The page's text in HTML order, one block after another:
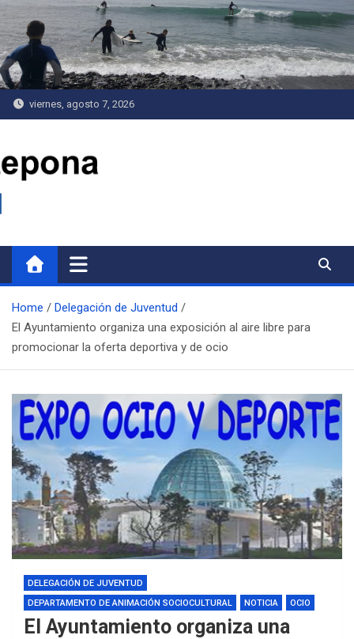
Saltar
al
contenido
viernes, agosto 7, 2026
Home
Delegación de Juventud
El Ayuntamiento organiza una exposición al aire libre para
promocionar la oferta deportiva y de ocio
DELEGACIÓN DE JUVENTUD
DEPARTAMENTO DE ANIMACIÓN SOCIOCULTURAL
NOTICIA OCIO
El Ayuntamiento organiza una